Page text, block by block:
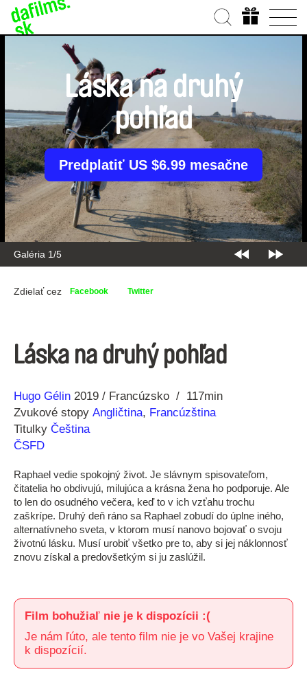
Galéria 1/5
Láska na druhý
pohľad
Predplatiť US $6.99 mesačne
Zdielať cez Facebook Twitter
Láska na druhý pohľad
Réžia
Hugo Gélin
Rok
výroby
2019 Francúzsko
117min
Zvukové stopy Angličtina, Francúzština
Titulky Čeština
ČSFD
Raphael vedie spokojný život. Je slávnym spisovateľom,
čitatelia ho obdivujú, milujúca a krásna žena ho podporuje. Ale
to len do osudného večera, keď to v ich vzťahu trochu
zaškrípe. Druhý deň ráno sa Raphael zobudí do úplne iného,
alternatívneho sveta, v ktorom musí nanovo bojovať o svoju
životnú lásku. Musí urobiť všetko pre to, aby si jej náklonnosť
znovu získal a predovšetkým si ju zaslúžil.
Film bohužiaľ nie je k dispozícii :(
Je nám ľúto, ale tento film nie je vo Vašej krajine
k dispozícií.